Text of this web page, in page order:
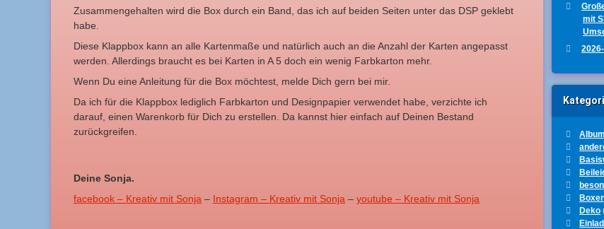
Zusammengehalten wird die Box durch ein Band, das ich auf beiden Seiten unter das DSP geklebt
habe.
Diese Klappbox kann an alle Kartenmaße und natürlich auch an die Anzahl der Karten angepasst
werden. Allerdings braucht es bei Karten in A 5 doch ein wenig Farbkarton mehr.
Wenn Du eine Anleitung für die Box möchtest, melde Dich gern bei mir.
Da ich für die Klappbox lediglich Farbkarton und Designpapier verwendet habe, verzichte ich
darauf, einen Warenkorb für Dich zu erstellen. Da kannst hier einfach auf Deinen Bestand
zurückgreifen.
Deine Sonja.
facebook – Kreativ mit Sonja – Instagram – Kreativ mit Sonja – youtube – Kreativ mit Sonja
mit
Album
Deko